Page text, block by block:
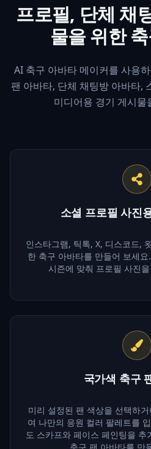
프로필, 단체 채
물을 위한
AI 축구 아바타 메이커를 사용
팬 아바타, 단체 채팅방 아바타,
미디어용 경기 게시물
소셜 프로필 사진
인스타그램, 틱톡, X, 디스코드,
한 축구 아바타를 만들어 보세
시즌에 맞춰 프로필 사진
국가색 축구
미리 설정된 팬 색상을 선택하
여 나만의 응원 컬러 팔레트를
도 스카프와 페이스 페인팅을
축구 팬 아바타를 만